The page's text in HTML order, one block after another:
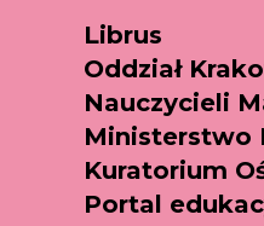
Librus
Oddział
Nauczycieli
Ministerstwo
Kuratorium
Portal